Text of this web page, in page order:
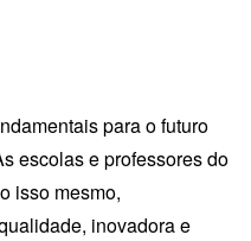
para o futuro
escolas e professores do
isso mesmo,
inovadora e